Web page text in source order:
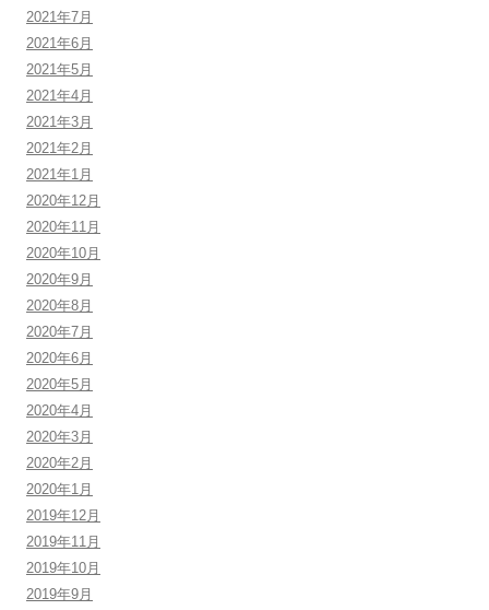
2021年7月
2021年6月
2021年5月
2021年4月
2021年3月
2021年2月
2021年1月
2020年12月
2020年11月
2020年10月
2020年9月
2020年8月
2020年7月
2020年6月
2020年5月
2020年4月
2020年3月
2020年2月
2020年1月
2019年12月
2019年11月
2019年10月
2019年9月